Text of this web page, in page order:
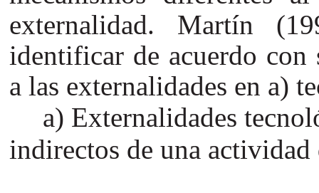
externalidad. Martín
identificar de acuerdo
a las externalidades en a)
Externalidades
indirectos de una actividad